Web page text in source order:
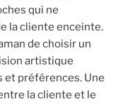
qui ne
la cliente enceinte.
de choisir un
artistique
et préférences. Une
la cliente et le